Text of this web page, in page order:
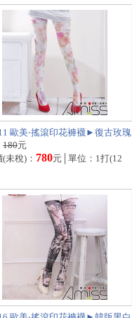
歐美‧搖滾印花褲襪►復古玫瑰
180元
未稅)： 780元│單位：1打(12